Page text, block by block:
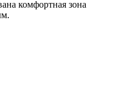
комфортная зона